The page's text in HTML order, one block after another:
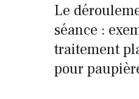
Le
séance :
traitement
pour